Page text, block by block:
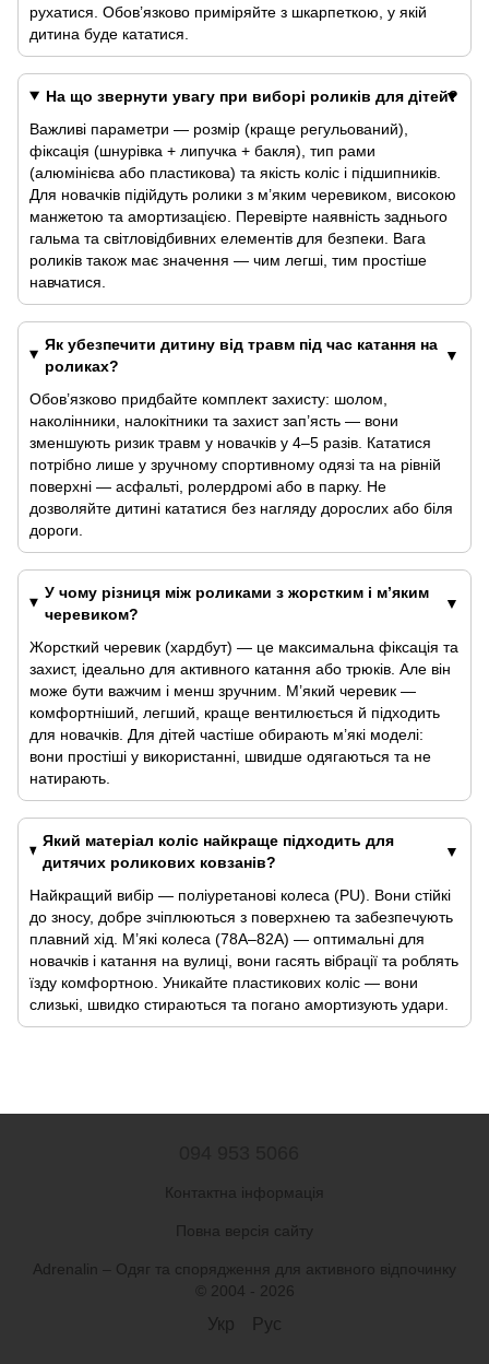
рухатися. Обов’язково приміряйте з шкарпеткою, у якій
дитина буде кататися.
На що звернути увагу при виборі роликів для дітей?
Важливі параметри — розмір (краще регульований),
фіксація (шнурівка + липучка + бакля), тип рами
(алюмінієва або пластикова) та якість коліс і підшипників.
Для новачків підійдуть ролики з м’яким черевиком, високою
манжетою та амортизацією. Перевірте наявність заднього
гальма та світловідбивних елементів для безпеки. Вага
роликів також має значення — чим легші, тим простіше
навчатися.
Як убезпечити дитину від травм під час катання на
роликах?
Обов’язково придбайте комплект захисту: шолом,
наколінники, налокітники та захист зап’ясть — вони
зменшують ризик травм у новачків у 4–5 разів. Кататися
потрібно лише у зручному спортивному одязі та на рівній
поверхні — асфальті, ролердромі або в парку. Не
дозволяйте дитині кататися без нагляду дорослих або біля
дороги.
У чому різниця між роликами з жорстким і м’яким
черевиком?
Жорсткий черевик (хардбут) — це максимальна фіксація та
захист, ідеально для активного катання або трюків. Але він
може бути важчим і менш зручним. М’який черевик —
комфортніший, легший, краще вентилюється й підходить
для новачків. Для дітей частіше обирають м’які моделі:
вони простіші у використанні, швидше одягаються та не
натирають.
Який матеріал коліс найкраще підходить для
дитячих роликових ковзанів?
Найкращий вибір — поліуретанові колеса (PU). Вони стійкі
до зносу, добре зчіплюються з поверхнею та забезпечують
плавний хід. М’які колеса (78A–82A) — оптимальні для
новачків і катання на вулиці, вони гасять вібрації та роблять
їзду комфортною. Уникайте пластикових коліс — вони
слизькі, швидко стираються та погано амортизують удари.
Контактна інформація
Повна версія сайту
Adrenalin – Одяг та спорядження для активного відпочинку
© 2004 - 2026
Укр Рус